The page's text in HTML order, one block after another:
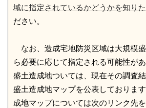
域に指定されているかどうかを知りた
ださい。
なお、造成宅地防災区域は大規模
ら必要に応じて指定される可能性が
盛土造成地ついては、現在その調査
盛土造成地マップを公表しておりま
成地マップについては次のリンク先を